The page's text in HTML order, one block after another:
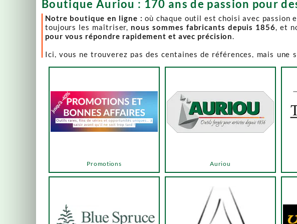
Boutique Auriou : 170 ans de passion pour
Notre boutique en ligne :où chaque outil est choisi avec passion
toujours les maîtriser, nous sommes fabricants depuis 1856, et
pour vous répondre rapidement et avec précision.
Ici, vous ne trouverez pas des centaines de références, mais
accéder via les menus ou les boutons ci-dessous.
Un produit en rupture de stock ? Nous travaillons activement à
en savoir plus.
En bas de cette page, découvrez l’intégralité de notre
Promotions Auriou